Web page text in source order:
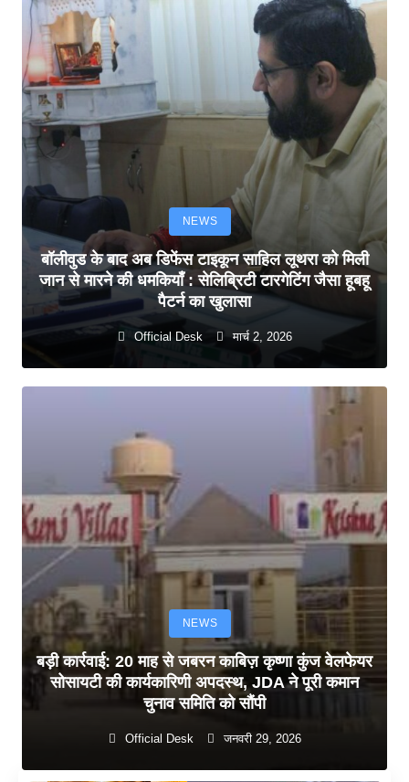
NEWS
बॉलीवुड के बाद अब डिफेंस टाइकून साहिल लूथरा को मिली
जान से मारने की धमकियाँ : सेलिब्रिटी टारगेटिंग जैसा हूबहू
पैटर्न का खुलासा
Official Desk मार्च 2, 2026
NEWS
बड़ी कार्रवाई: 20 माह से जबरन काबिज़ कृष्णा कुंज वेलफेयर
सोसायटी की कार्यकारिणी अपदस्थ, JDA ने पूरी कमान
चुनाव समिति को सौंपी
Official Desk जनवरी 29, 2026